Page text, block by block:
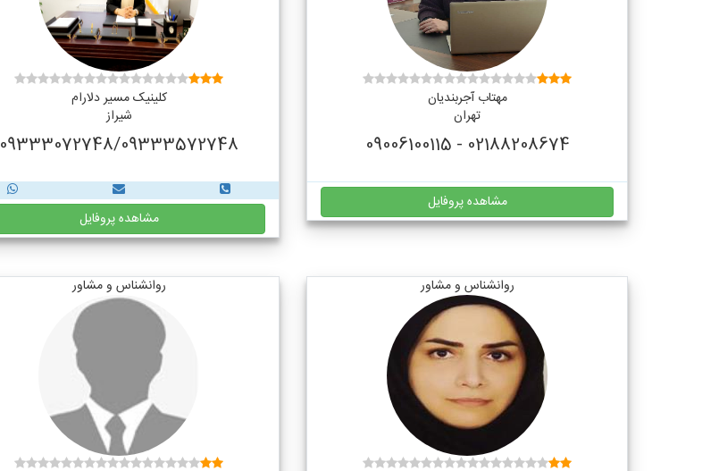
مهتاب آجربندیان
تهران
02188208674 - 09006100115
مشاهده پروفایل
کلینیک مسیر دلارام
شیراز
09333072748/09333572748
مشاهده پروفایل
روانشناس و مشاور روانشناس و مشاور